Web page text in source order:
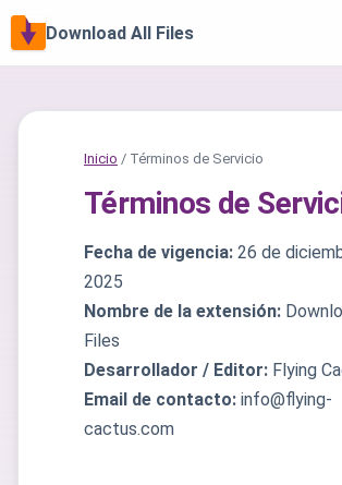
Download All Files
Inicio / Términos de Servicio
Términos de
Fecha de vigencia: 26 de
2025
Nombre de la extensión:
Files
Desarrollador / Editor: Flying
Email de contacto: info@flying-
cactus.com